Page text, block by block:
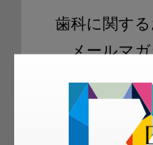
歯科に関す
メールマ
ご登録いただい